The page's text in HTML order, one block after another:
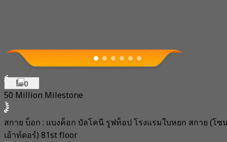
0
50 Million Milestone
สกาย บ็อก : แบงค็อก บัลโคนี รูฟท็อป โรงแรมใบหยก สกาย (โซ
เอ้าท์ดอร์) 81st floor